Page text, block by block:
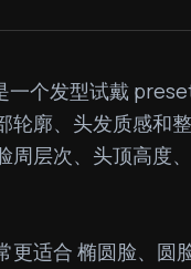
个发型试戴
轮廓、头发质感和
周层次、头顶高度
更适合 椭圆脸、圆